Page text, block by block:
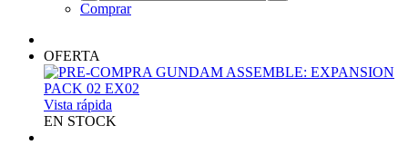
Comprar
OFERTA
Vista rápida
EN STOCK